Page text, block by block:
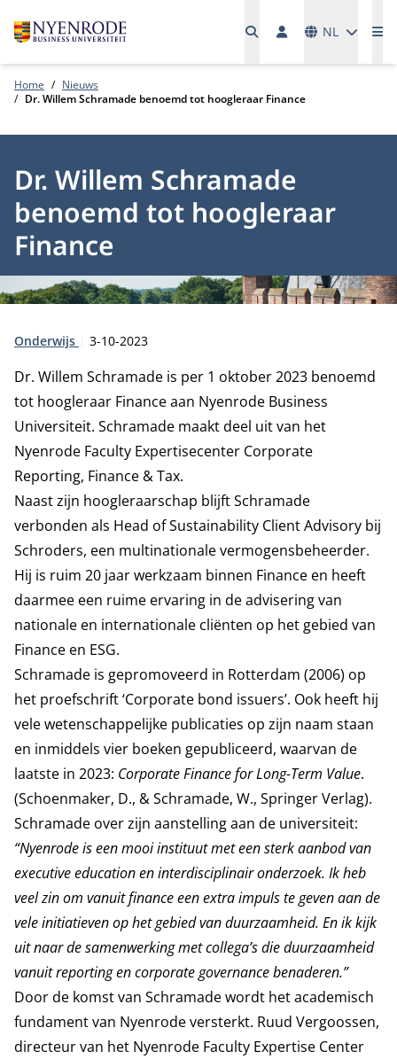
NL
Home
Nieuws
Dr. Willem Schramade benoemd tot hoogleraar Finance
Dr. Willem Schramade
benoemd tot hoogleraar
Finance
Type:
Onderwijs Publicatiedatum:
3-10-2023
Dr. Willem Schramade is per 1 oktober 2023 benoemd
tot hoogleraar Finance aan Nyenrode Business
Universiteit. Schramade maakt deel uit van het
Nyenrode Faculty Expertisecenter Corporate
Reporting, Finance & Tax.
Naast zijn hoogleraarschap blijft Schramade
verbonden als Head of Sustainability Client Advisory bij
Schroders, een multinationale vermogensbeheerder.
Hij is ruim 20 jaar werkzaam binnen Finance en heeft
daarmee een ruime ervaring in de advisering van
nationale en internationale cliënten op het gebied van
Finance en ESG.
Schramade is gepromoveerd in Rotterdam (2006) op
het proefschrift ‘Corporate bond issuers’. Ook heeft hij
vele wetenschappelijke publicaties op zijn naam staan
en inmiddels vier boeken gepubliceerd, waarvan de
laatste in 2023: Corporate Finance for Long-Term Value.
(Schoenmaker, D., & Schramade, W., Springer Verlag).
Schramade over zijn aanstelling aan de universiteit:
“Nyenrode is een mooi instituut met een sterk aanbod van
executive education en interdisciplinair onderzoek. Ik heb
veel zin om vanuit finance een extra impuls te geven aan de
vele initiatieven op het gebied van duurzaamheid. En ik kijk
uit naar de samenwerking met collega’s die duurzaamheid
vanuit reporting en corporate governance benaderen.”
Door de komst van Schramade wordt het academisch
fundament van Nyenrode versterkt. Ruud Vergoossen,
directeur van het Nyenrode Faculty Expertise Center